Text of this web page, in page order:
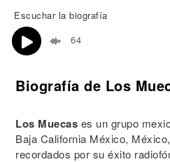
Escuchar la biografía
64
Biografía de Los
Los Muecas es un grupo
Baja California México,
recordados por su éxito